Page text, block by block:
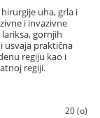
uha, grla i
i invazivne
gornjih
usvaja praktična
regiju kao i
regiji.
20 (o)